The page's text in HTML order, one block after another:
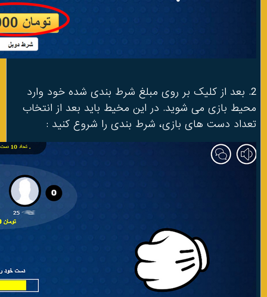
2. بعد از کلیک بر روی مبلغ شرط بندی شده خود وارد
محیط بازی می شوید. در این مخیط باید بعد از انتخاب
تعداد دست های بازی، شرط بندی را شروع کنید :